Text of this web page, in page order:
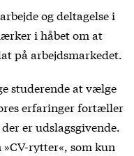
og deltagelse i
i håbet om at
på arbejdsmarkedet.
studerende at vælge
erfaringer fortæller
er udslagsgivende.
rytter«, som kun